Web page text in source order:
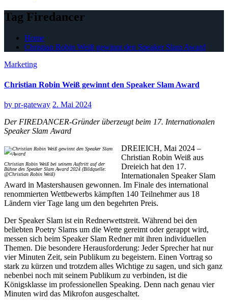
Tag Firedancer
Home
Christian Robin Weiß gewinnt den Speaker Slam Award
Marketing
Christian Robin Weiß gewinnt den Speaker Slam Award
by pr-gateway 2. Mai 2024
Der FIREDANCER-Gründer überzeugt beim 17. Internationalen
Speaker Slam Award
Christian Robin Weiß bei seinem Auftritt auf der
Bühne des Speaker Slam Award 2024 (Bildquelle:
@Christian Robin Weiß)
DREIEICH, Mai 2024 –
Christian Robin Weiß aus
Dreieich hat den 17.
Internationalen Speaker Slam
Award in Mastershausen gewonnen. Im Finale des international
renommierten Wettbewerbs kämpften 140 Teilnehmer aus 18
Ländern vier Tage lang um den begehrten Preis.
Der Speaker Slam ist ein Rednerwettstreit. Während bei den
beliebten Poetry Slams um die Wette gereimt oder gerappt wird,
messen sich beim Speaker Slam Redner mit ihren individuellen
Themen. Die besondere Herausforderung: Jeder Sprecher hat nur
vier Minuten Zeit, sein Publikum zu begeistern. Einen Vortrag so
stark zu kürzen und trotzdem alles Wichtige zu sagen, und sich ganz
nebenbei noch mit seinem Publikum zu verbinden, ist die
Königsklasse im professionellen Speaking. Denn nach genau vier
Minuten wird das Mikrofon ausgeschaltet.